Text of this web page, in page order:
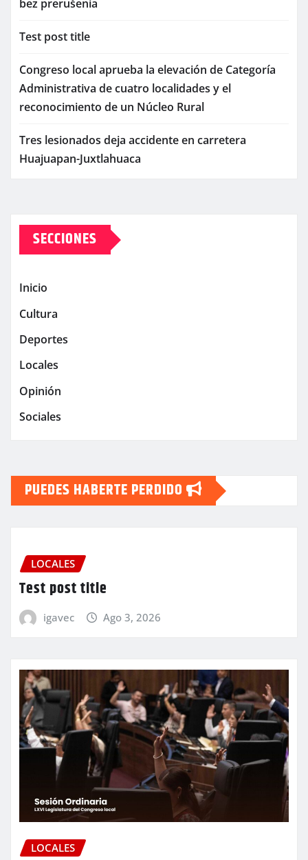
bez prerušenia
Test post title
Congreso local aprueba la elevación de Categoría
Administrativa de cuatro localidades y el
reconocimiento de un Núcleo Rural
Tres lesionados deja accidente en carretera
Huajuapan-Juxtlahuaca
SECCIONES
Inicio
Cultura
Deportes
Locales
Opinión
Sociales
PUEDES HABERTE PERDIDO
LOCALES
Test post title
igavec Ago 3, 2026
LOCALES